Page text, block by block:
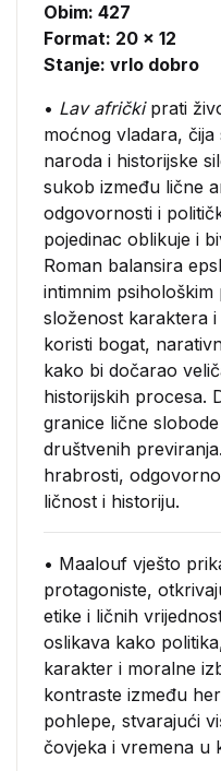
Obim: 427
Format: 20 x 12
Stanje: vrlo dobro
• Lav afričkiprati
moćnog vladara, čija
naroda i historijske
sukob između lične
odgovornosti i
pojedinac oblikuje i
Roman balansira
intimnim
složenost karaktera
koristi bogat,
kako bi dočarao
historijskih procesa.
granice lične
društvenih previranja.
hrabrosti,
ličnost i historiju.
• Maalouf vješto
protagoniste,
etike i ličnih
oslikava kako
karakter i moralne
kontraste između
pohlepe, stvarajući
čovjeka i vremena u